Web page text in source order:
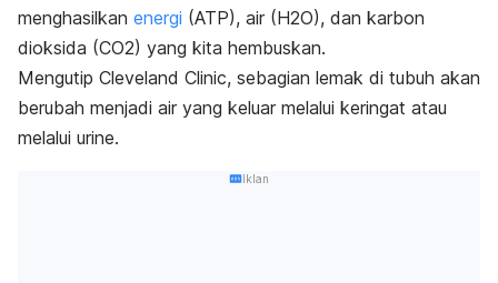
menghasilkan energi (ATP), air (H2O), dan karbon
dioksida (CO2) yang kita hembuskan.
Mengutip Cleveland Clinic, sebagian lemak di tubuh akan
berubah menjadi air yang keluar melalui keringat atau
melalui urine.
Iklan